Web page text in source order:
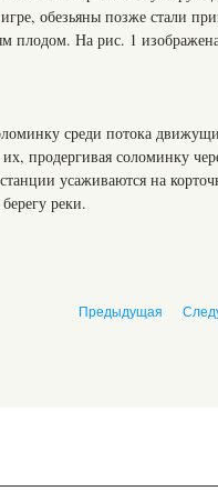
обезьяны позже стали
плодом. На рис. 1
среди потока
их, продергивая соломинку
усаживаются на
реки.
Предыдущая